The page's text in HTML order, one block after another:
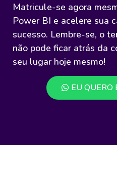
Matricule-se agora
Power BI e acelere sua
sucesso. Lembre-se, o
não pode ficar atrás da
seu lugar hoje mesmo!
EU QUERO